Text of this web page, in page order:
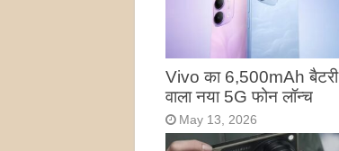
Vivo का 6,500mAh बैटरी
वाला नया 5G फोन लॉन्च
May 13, 2026